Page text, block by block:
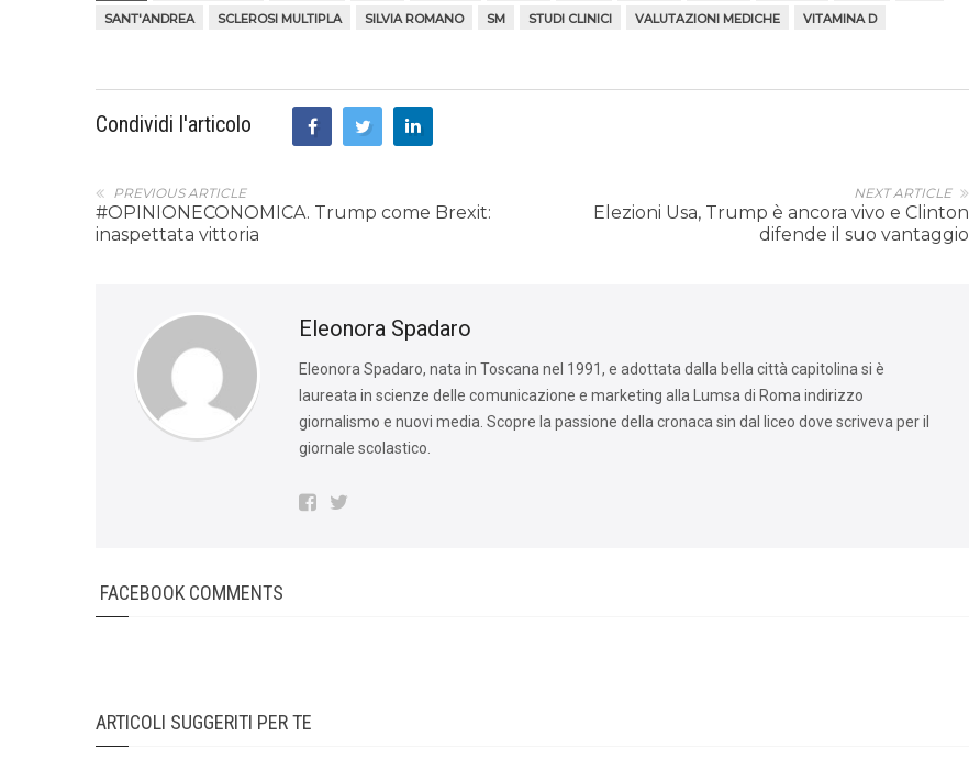
SANT'ANDREA
SCLEROSI MULTIPLA SILVIA ROMANO SM STUDI CLINICI VALUTAZIONI MEDICHE VITAMINA D
Condividi l'articolo
NEXT ARTICLE
Elezioni Usa, Trump è ancora vivo e Clinton
difende il suo vantaggio
PREVIOUS ARTICLE
#OPINIONECONOMICA. Trump come Brexit:
inaspettata vittoria
Eleonora Spadaro
Eleonora Spadaro, nata in Toscana nel 1991, e adottata dalla bella città capitolina si è
laureata in scienze delle comunicazione e marketing alla Lumsa di Roma indirizzo
giornalismo e nuovi media. Scopre la passione della cronaca sin dal liceo dove scriveva per il
giornale scolastico.
FACEBOOK COMMENTS
ARTICOLI SUGGERITI PER TE